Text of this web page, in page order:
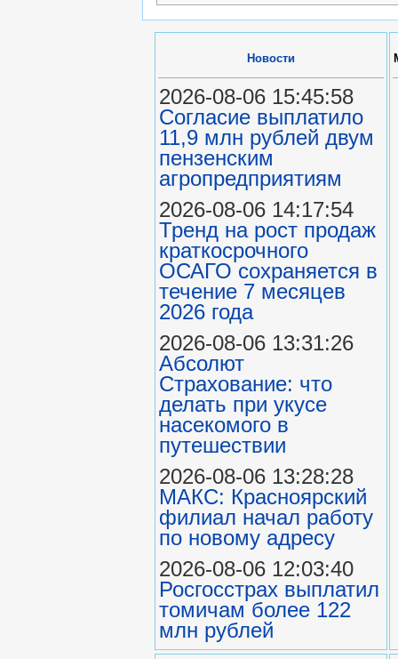
Новости
2026-08-06 15:45:58
Согласие выплатило
11,9 млн рублей двум
пензенским
агропредприятиям
2026-08-06 14:17:54
Тренд на рост продаж
краткосрочного
ОСАГО сохраняется в
течение 7 месяцев
2026 года
2026-08-06 13:31:26
Абсолют
Страхование: что
делать при укусе
насекомого в
путешествии
2026-08-06 13:28:28
МАКС: Красноярский
филиал начал работу
по новому адресу
2026-08-06 12:03:40
Росгосстрах выплатил
томичам более 122
млн рублей